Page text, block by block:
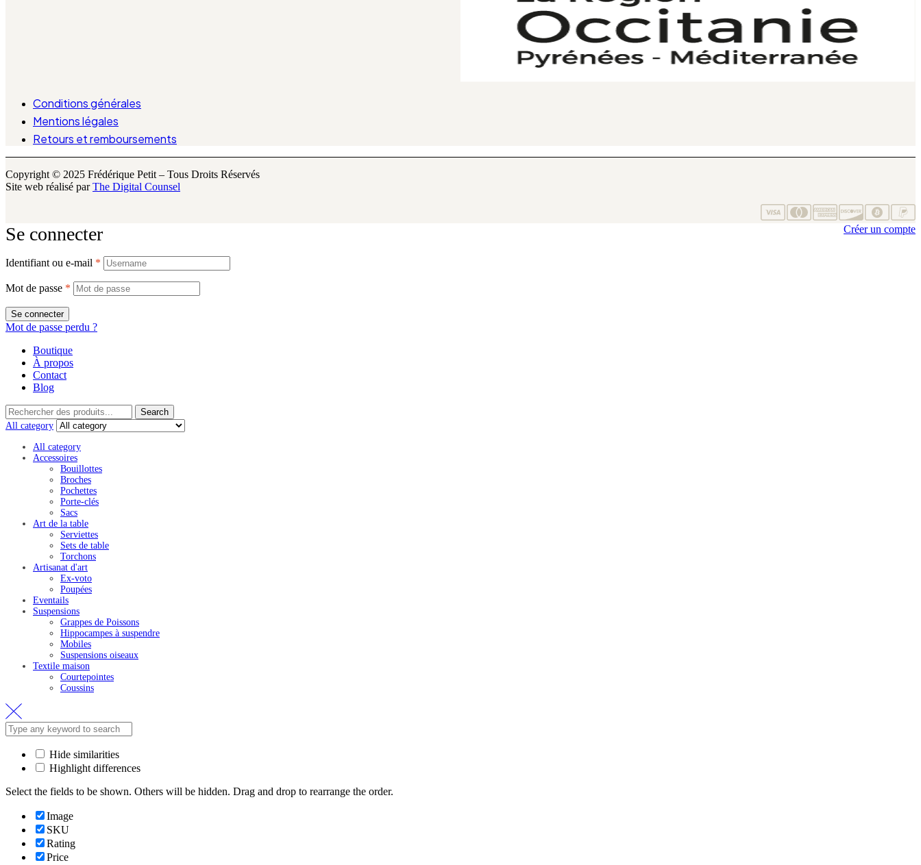
Conditions générales
Mentions légales
Retours et remboursements
Copyright © 2025 Frédérique Petit – Tous Droits Réservés
Site web réalisé parThe Digital Counsel
Se connecter Créer un compte
Identifiant ou e-mail *
Mot de passe *
Se connecter
Mot de passe perdu ?
Boutique
À propos
Contact
Blog
Search
for:
Search
All category
All category
Accessoires
Bouillottes
Broches
Pochettes
Porte-clés
Sacs
Art de la table
Serviettes
Sets de table
Torchons
Artisanat d'art
Ex-voto
Poupées
Eventails
Suspensions
Grappes de Poissons
Hippocampes à suspendre
Mobiles
Suspensions oiseaux
Textile maison
Courtepointes
Coussins
Hide similarities
Highlight differences
Select the fields to be shown. Others will be hidden. Drag and drop to rearrange the order.
Image
SKU
Rating
Price